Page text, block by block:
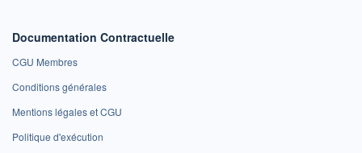
Documentation Contractuelle
CGU Membres
Conditions générales
Mentions légales et CGU
Politique d'exécution